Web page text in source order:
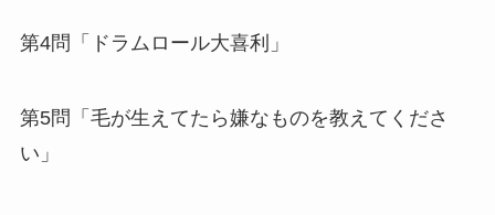
第4問「ドラムロール大喜利」
第5問「毛が生えてたら嫌なものを教えてくださ
い」